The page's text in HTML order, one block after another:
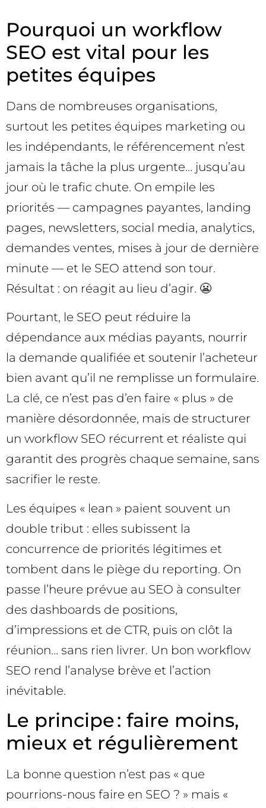
Pourquoi un workflow
SEO est vital pour les
petites équipes
Dans de nombreuses organisations,
surtout les petites équipes marketing ou
les indépendants, le référencement n’est
jamais la tâche la plus urgente… jusqu’au
jour où le trafic chute. On empile les
priorités — campagnes payantes, landing
pages, newsletters, social media, analytics,
demandes ventes, mises à jour de dernière
minute — et le SEO attend son tour.
Résultat : on réagit au lieu d’agir. 😬
Pourtant, le SEO peut réduire la
dépendance aux médias payants, nourrir
la demande qualifiée et soutenir l’acheteur
bien avant qu’il ne remplisse un formulaire.
La clé, ce n’est pas d’en faire « plus » de
manière désordonnée, mais de structurer
un workflow SEO récurrent et réaliste qui
garantit des progrès chaque semaine, sans
sacrifier le reste.
Les équipes « lean » paient souvent un
double tribut : elles subissent la
concurrence de priorités légitimes et
tombent dans le piège du reporting. On
passe l’heure prévue au SEO à consulter
des dashboards de positions,
d’impressions et de CTR, puis on clôt la
réunion… sans rien livrer. Un bon workflow
SEO rend l’analyse brève et l’action
inévitable.
Le principe : faire moins,
mieux et régulièrement
La bonne question n’est pas « que
pourrions-nous faire en SEO ? » mais «